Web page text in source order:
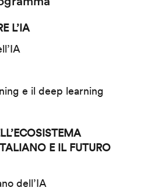
L’IA
e il deep learning
E IL FUTURO
dell’IA